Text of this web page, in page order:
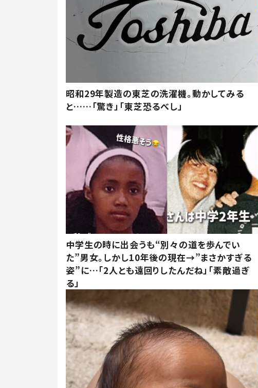
昭和29年製造の東芝の洗濯機。動かしてみる
と……「驚き」「東芝恐るべし」
中学生の時に出会うも“別々の道を歩んでい
た”男女。しかし10年後の現在→”まさかすぎる
姿”に…「2人とも遠回りしたんだね」「素敵過ぎ
る」